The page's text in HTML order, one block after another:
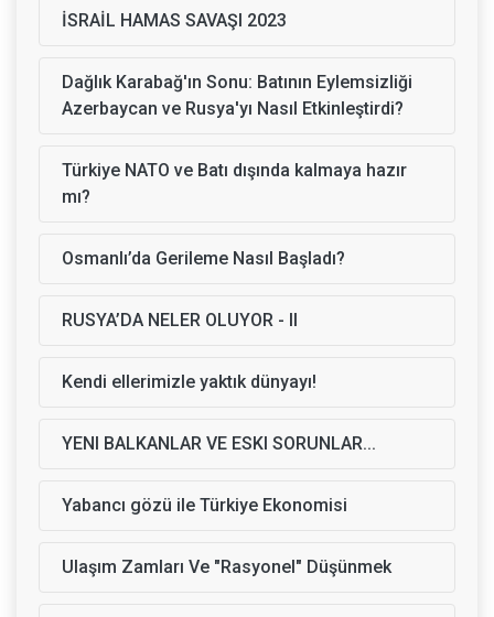
İSRAİL HAMAS SAVAŞI 2023
Dağlık Karabağ'ın Sonu: Batının Eylemsizliği
Azerbaycan ve Rusya'yı Nasıl Etkinleştirdi?
Türkiye NATO ve Batı dışında kalmaya hazır
mı?
Osmanlı’da Gerileme Nasıl Başladı?
RUSYA’DA NELER OLUYOR - II
Kendi ellerimizle yaktık dünyayı!
YENI BALKANLAR VE ESKI SORUNLAR...
Yabancı gözü ile Türkiye Ekonomisi
Ulaşım Zamları Ve "Rasyonel" Düşünmek